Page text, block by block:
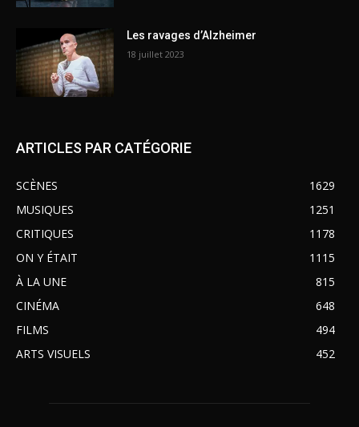
Les ravages d’Alzheimer
18 juillet 2023
ARTICLES PAR CATÉGORIE
SCÈNES
1629
MUSIQUES
1251
CRITIQUES
1178
ON Y ÉTAIT
1115
À LA UNE
815
CINÉMA
648
FILMS
494
ARTS VISUELS
452